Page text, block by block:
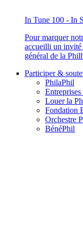
In Tune 100 - In
Pour marquer
accueilli un invité
général de la
Participer &
PhilaPhil
Entreprises
Louer la
Fondation
Orchestre
BénéPhil